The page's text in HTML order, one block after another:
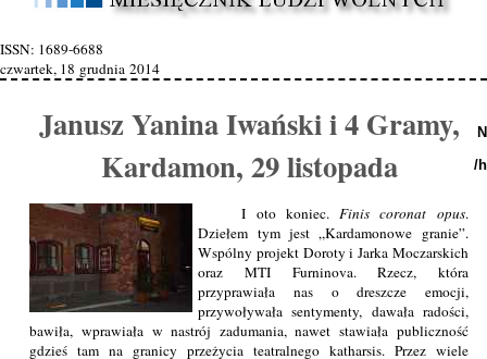
ISSN: 1689-6688
czwartek, 18 grudnia 2014
Janusz Yanina Iwański i 4 Gramy,
Kardamon, 29 listopada
I oto koniec.Finis coronat opus.
Dziełem tym jest „Kardamonowe granie”.
Wspólny projekt Doroty i Jarka Moczarskich
oraz MTI Furninova. Rzecz, która
przyprawiała nas o dreszcze emocji,
przywoływała sentymenty, dawała radości,
bawiła, wprawiała w nastrój zadumania, nawet stawiała publiczność
gdzieś tam na granicy przeżycia teatralnego katharsis. Przez wiele
/